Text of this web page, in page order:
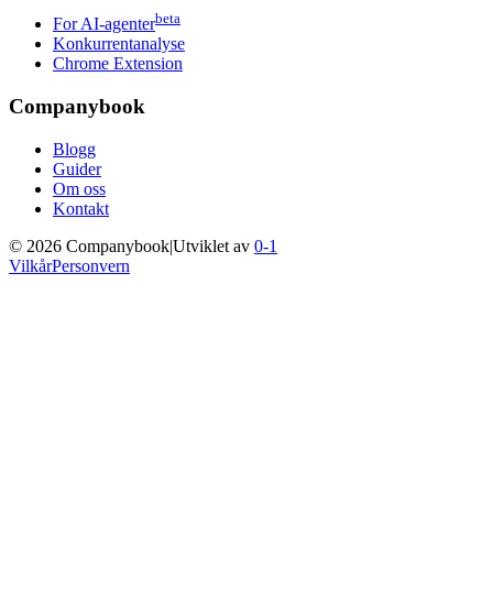
For AI-agenterbeta
Konkurrentanalyse
Chrome Extension
Companybook
Blogg
Guider
Om oss
Kontakt
© 2026 Companybook|Utviklet av 0-1
VilkårPersonvern